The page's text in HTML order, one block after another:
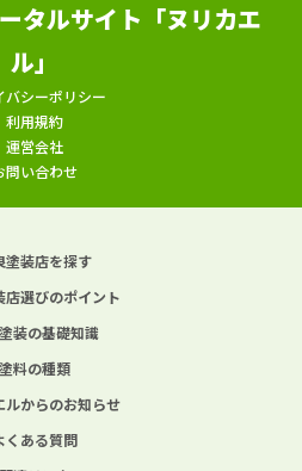
タルサイト「ヌリカエ
ル」
バシーポリシー
利用規約
運営会社
問い合わせ
塗装店を探す
店選びのポイント
装の基礎知識
塗料の種類
ルからのお知らせ
くある質問